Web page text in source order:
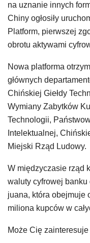
na uznanie innych
Chiny ogłosiły
Platform, pierwszej
obrotu aktywami
Nowa platforma
głównych
Chińskiej Giełdy
Wymiany Zabytków
Technologii,
Intelektualnej,
Miejski Rząd Ludowy.
W międzyczasie rząd
waluty cyfrowej
juana, która obejmuje
miliona kupców w
Może Cię zainteresuje